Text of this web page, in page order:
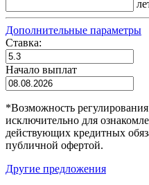
Дополнительные параметры
Ставка:
Начало выплат
*Возможность
исключительно для
действующих кредитных
публичной офертой.
Другие предложения